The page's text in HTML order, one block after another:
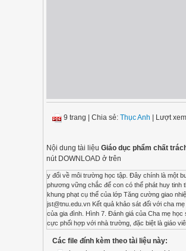
9 trang Chia sẻ: Thục Anh | Lượt
Nội dung tài liệu Giáo dục phẩm chất
nút DOWNLOAD ở trên
y đổi về môi trường học tập. Đây chính là một
phương vững chắc để con có thể phát huy tinh
khung phạt cụ thể của lớp Tăng cường giao
jst@tnu.edu.vn Kết quả khảo sát đối với cha
của gia đình. Hình 7. Đánh giá của Cha mẹ
cực phối hợp với nhà trường, đặc biệt là giáo
và rèn luyện của con em với giáo viên qua
Các file đính kèm theo tài liệu này: